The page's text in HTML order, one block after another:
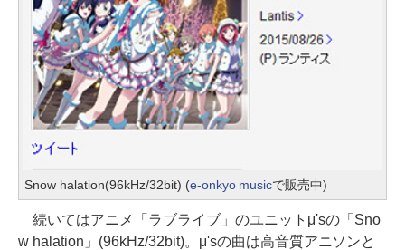
Snow halation(96kHz/32bit) (e-onkyo musicで販売中)
続いてはアニメ「ラブライブ」のユニットμ'sの「Sno
w halation」(96kHz/32bit)。μ'sの曲は高音質アニソンと